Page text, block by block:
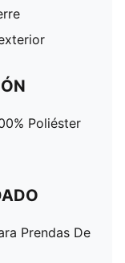
Poliéster
Prendas De